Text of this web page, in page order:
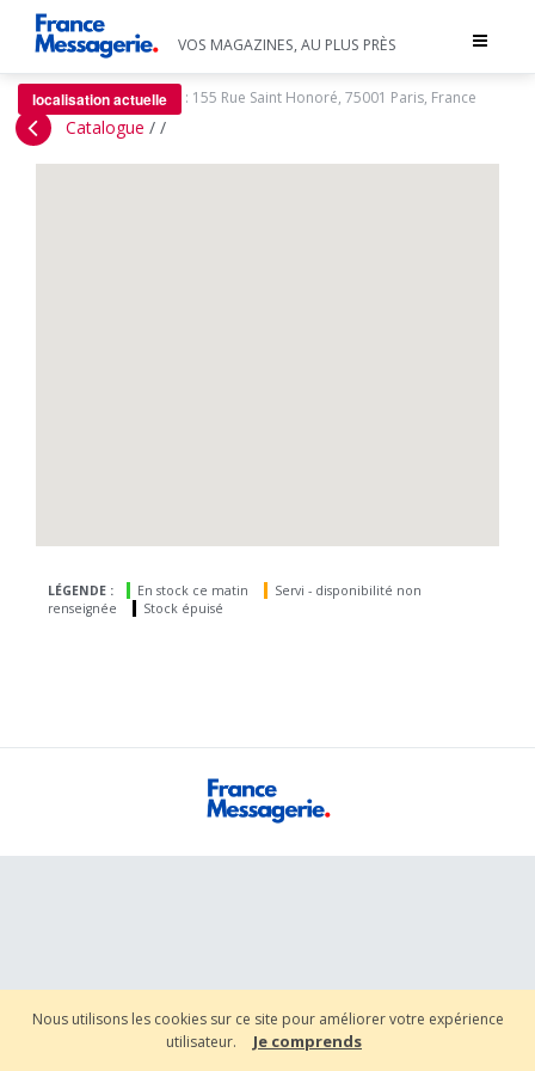
Nous utilisons les cookies sur ce site pour améliorer votre expérience
utilisateur.
Je comprends
Toggle
VOS MAGAZINES, AU PLUS PRÈS
localisation actuelle : 155 Rue Saint Honoré, 75001 Paris, France
Catalogue / /
LÉGENDE : En stock ce matin
Servi - disponibilité non
renseignée
Stock épuisé